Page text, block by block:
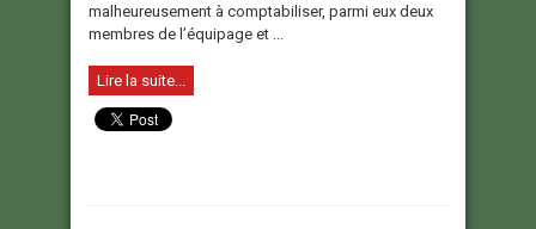
malheureusement à comptabiliser, parmi eux deux
membres de l’équipage et ...
Lire la suite...